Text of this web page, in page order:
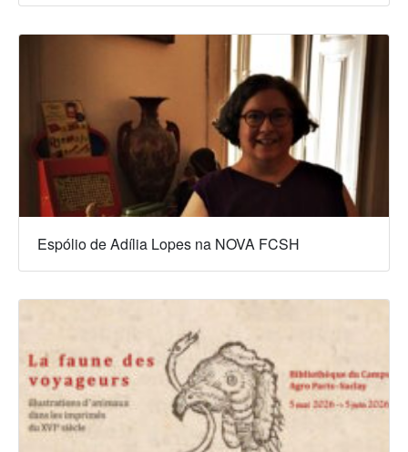
Espólio de Adília Lopes na NOVA FCSH